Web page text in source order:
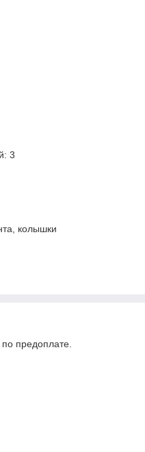
3
колышки
предоплате.